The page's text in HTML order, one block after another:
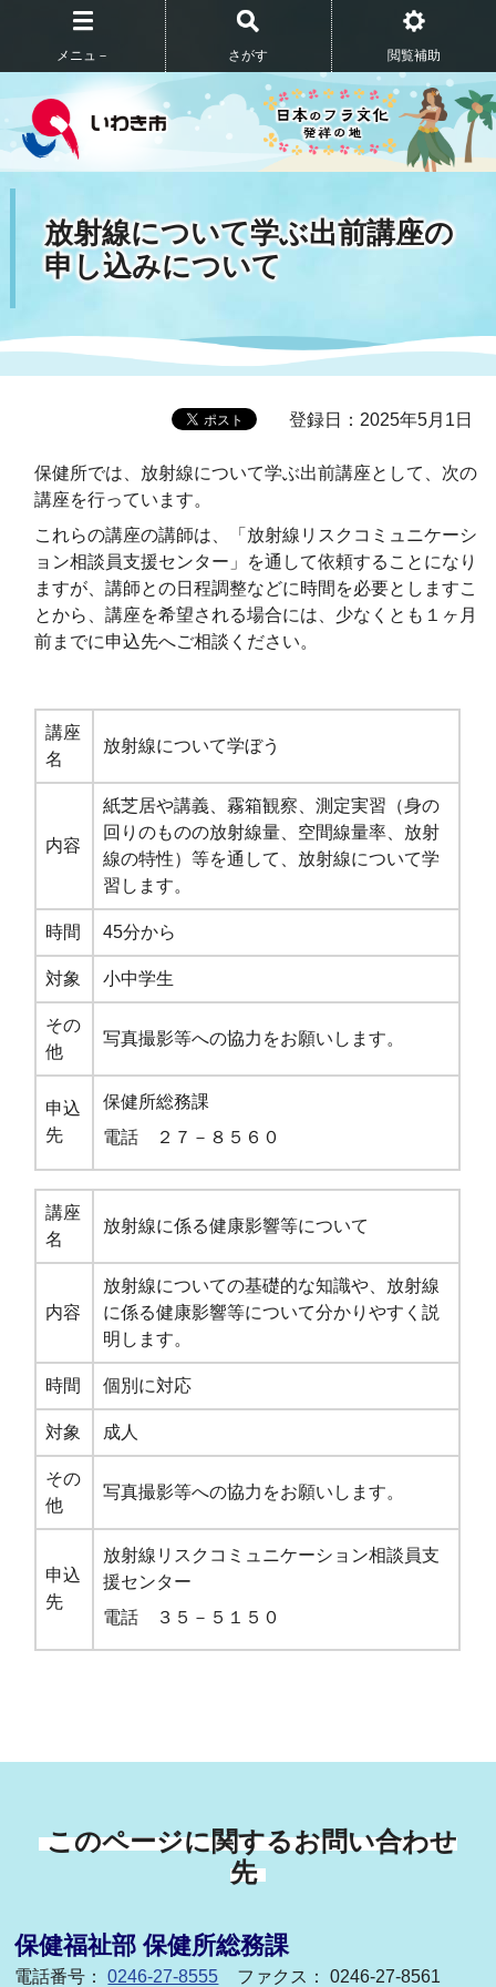
メニュ－ さがす 閲覧補助
放射線について学ぶ出前講座の
申し込みについて
登録日：2025年5月1日
保健所では、放射線について学ぶ出前講座として、次の
講座を行っています。
これらの講座の講師は、「放射線リスクコミュニケーシ
ョン相談員支援センター」を通して依頼することになり
ますが、講師との日程調整などに時間を必要としますこ
とから、講座を希望される場合には、少なくとも１ヶ月
前までに申込先へご相談ください。
講座
名
放射線について学ぼう
内容
紙芝居や講義、霧箱観察、測定実習（身の
回りのものの放射線量、空間線量率、放射
線の特性）等を通して、放射線について学
習します。
時間 45分から
対象 小中学生
その
他
写真撮影等への協力をお願いします。
申込
先
保健所総務課
電話 ２７－８５６０
講座
名
放射線に係る健康影響等について
内容
放射線についての基礎的な知識や、放射線
に係る健康影響等について分かりやすく説
明します。
時間 個別に対応
対象 成人
その
他
写真撮影等への協力をお願いします。
申込
先
放射線リスクコミュニケーション相談員支
援センター
電話 ３５－５１５０
このページに関するお問い合わせ
先
保健福祉部 保健所総務課
電話番号：0246-27-8555 ファクス： 0246-27-8561